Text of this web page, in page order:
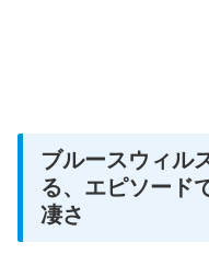
ブルースウィル
る、エピソード
凄さ